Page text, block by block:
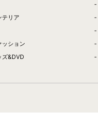
テリア
ッション
ズ&DVD